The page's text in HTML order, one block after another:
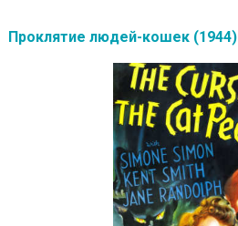
Проклятие людей-кошек (1944)